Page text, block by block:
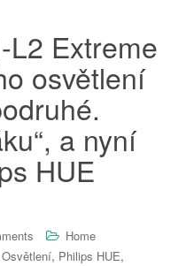
L2 Extreme
osvětlení
a nyní
HUE
Home
Osvětlení, Philips HUE,